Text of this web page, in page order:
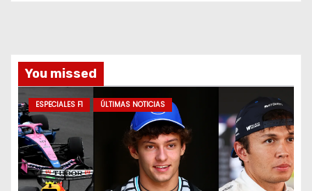
You missed
ESPECIALES F1 ÚLTIMAS NOTICIAS